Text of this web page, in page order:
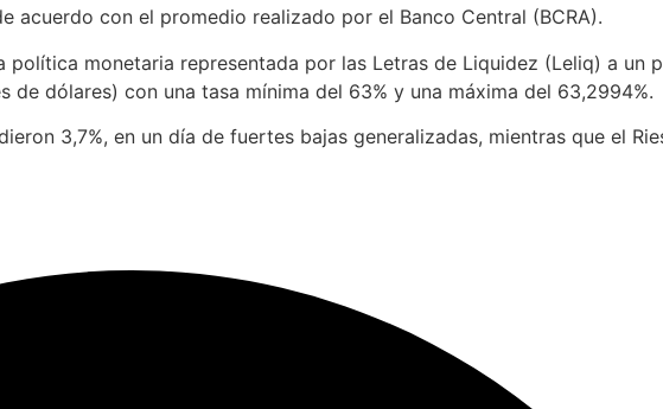
con el promedio realizado por el Banco Central (BCRA).
monetaria representada por las Letras de Liquidez (Leliq) a un
dólares) con una tasa mínima del 63% y una máxima del 63,2994%.
3,7%, en un día de fuertes bajas generalizadas, mientras que el